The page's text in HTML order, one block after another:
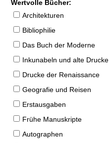
Wertvolle Bücher:
Architekturen
Bibliophilie
Das Buch der Moderne
Inkunabeln und alte Drucke
Drucke der Renaissance
Geografie und Reisen
Erstausgaben
Frühe Manuskripte
Autographen